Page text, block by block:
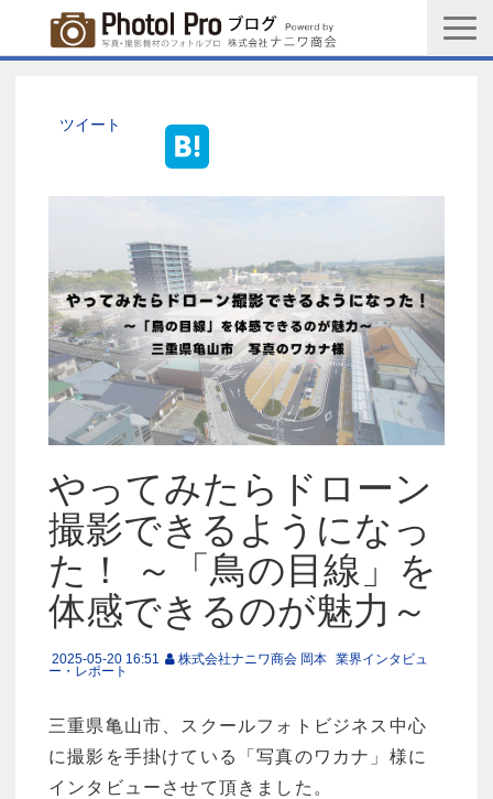
メルマガ登録
写真館協会新規登録申込み
お問い合わせ
ツイート
やってみたらドローン
撮影できるようになっ
た！ ～「鳥の目線」を
体感できるのが魅力～
2025-05-20 16:51 株式会社ナニワ商会 岡本 業界インタビュ
ー・レポート
三重県亀山市、スクールフォトビジネス中心
に撮影を手掛けている「写真のワカナ」様に
インタビューさせて頂きました。